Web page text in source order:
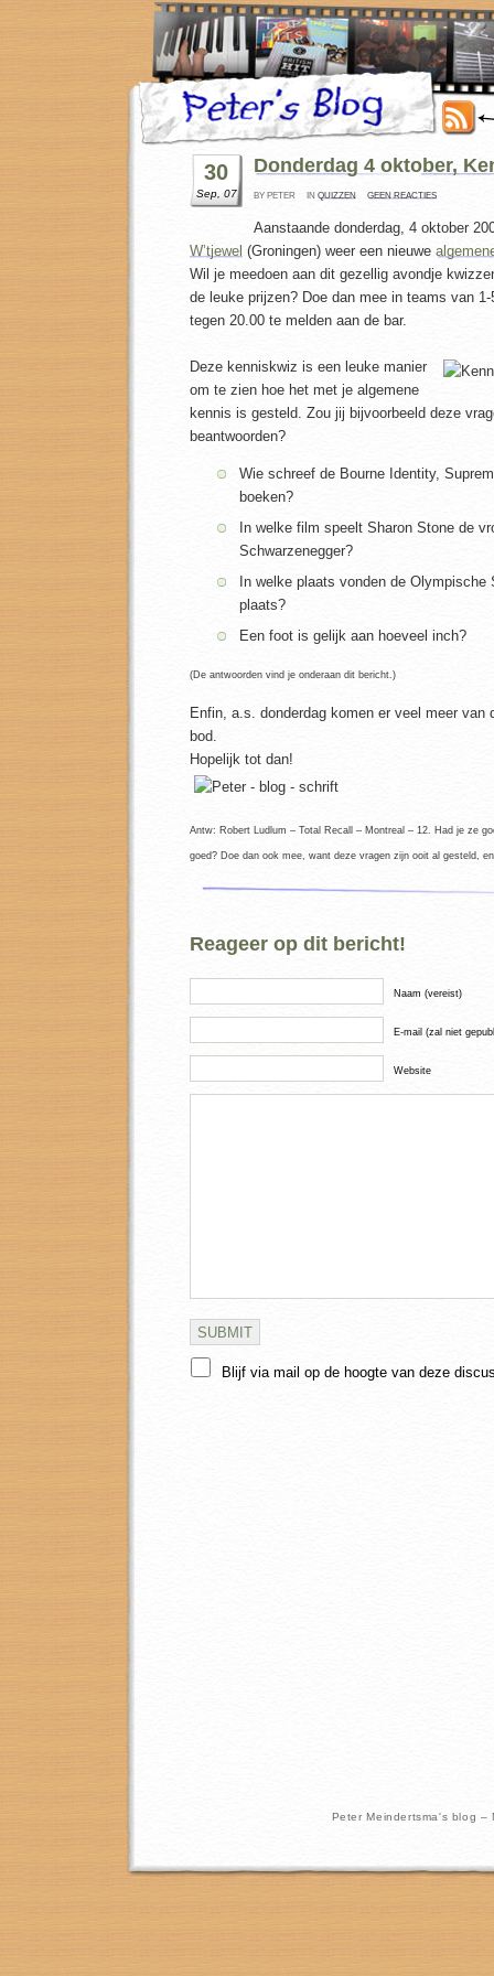
30
Sep, 07
Donderdag 4 oktober,
BY PETER IN QUIZZEN GEEN REACTIES
Aanstaande donderdag, 4 oktober
W’tjewel (Groningen) weer een nieuwe
Wil je meedoen aan dit gezellig avondje
de leuke prijzen? Doe dan mee in teams van
tegen 20.00 te melden aan de bar.
Deze kenniskwiz is een leuke manier
om te zien hoe het met je algemene
kennis is gesteld. Zou jij bijvoorbeeld deze
beantwoorden?
Wie schreef de Bourne Identity,
boeken?
In welke film speelt Sharon Stone de
Schwarzenegger?
In welke plaats vonden de Olympische
plaats?
Een foot is gelijk aan hoeveel inch?
(De antwoorden vind je onderaan dit bericht.)
Enfin, a.s. donderdag komen er veel meer van
bod.
Hopelijk tot dan!
Antw: Robert Ludlum – Total Recall – Montreal – 12. Had je ze
goed? Doe dan ook mee, want deze vragen zijn ooit al gesteld,
Reageer op dit bericht!
Naam (vereist)
E-mail (zal niet
Website
Blijf via mail op de hoogte van deze
Peter Meindertsma's blog